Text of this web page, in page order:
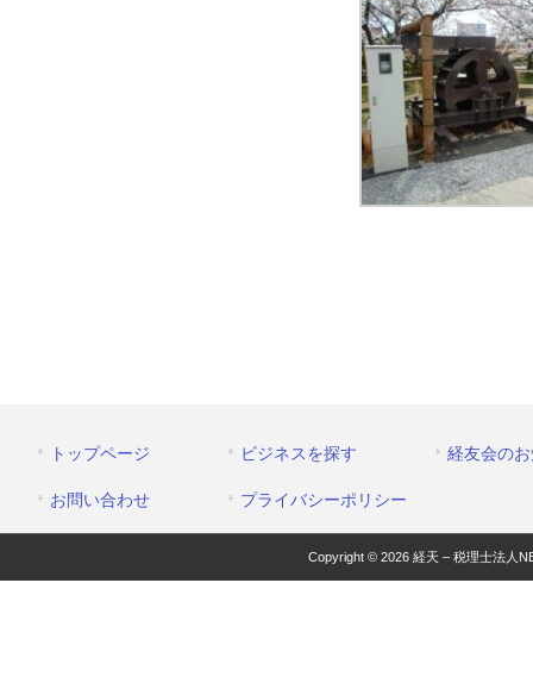
トップページ ビジネスを探す 経友会の
お問い合わせ プライバシーポリシー
Copyright © 2026 経天 – 税理士法人